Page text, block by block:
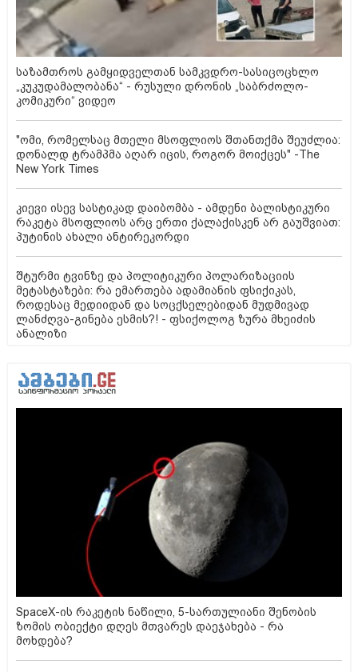
საზამთროს გამყიდველთან სამკვდრო-სასიცოცხლო
„კუკუდამალობანა“ - რუსული დრონის „საბრძოლო-
კომიკური“ ვიდეო
"ომი, რომელსაც მთელი მსოფლიოს შთანთქმა შეუძლია:
დონალდ ტრამპმა აღარ იცის, როგორ მოიქცეს" -The
New York Times
კიევი ისევ სასტიკად დაიბომბა - ამდენი ბალისტიკური
რაკეტა მსოფლიოს არც ერთი ქალაქისკენ არ გაუშვიათ:
პუტინის ახალი ანტირეკორდი
შტურმი ტვინზე და პოლიტიკური პოლარიზაციის
მეტასტაზები: რა ემართება ადამიანის ფსიქიკას,
როდესაც მედიიდან და სოცქსელებიდან მუდმივად
ლანძღვა-გინება ესმის?! - ფსიქოლოგ ზურა მხეიძის
ანალიზი
SpaceX-ის რაკეტის ნაწილი, 5-სართულიანი შენობის
ზომის ობიექტი დღეს მთვარეს დაეჯახება - რა
მოხდება?